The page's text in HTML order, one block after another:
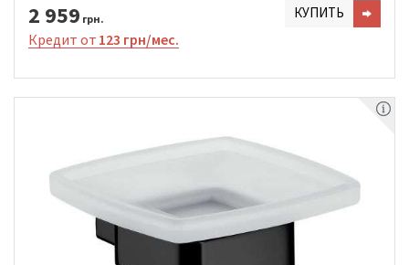
2 959 грн. КУПИТЬ
Кредит от 123 грн/мес.